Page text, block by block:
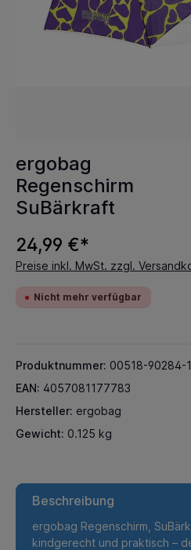
ergobag
Regenschirm
SuBärkraft
24,99 €*
Preise inkl. MwSt. zzgl.
Nicht mehr verfügbar
Produktnummer: 00518-90284-
EAN: 4057081177783
Hersteller: ergobag
Gewicht: 0.125 kg
Beschreibung
ergobag Regenschirm,
kindgerecht und praktisch –